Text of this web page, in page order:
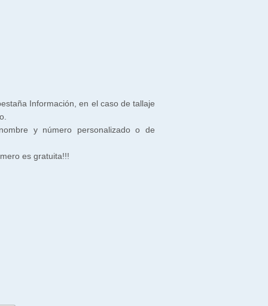
Información, en el caso de tallaje
y número personalizado o de
es gratuita!!!